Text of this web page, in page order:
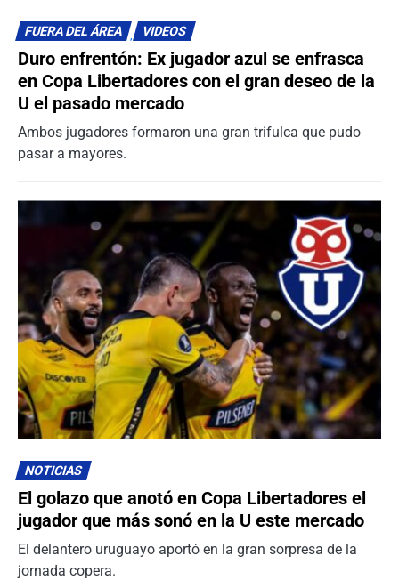
FUERA DEL ÁREA VIDEOS
Duro enfrentón: Ex jugador azul se enfrasca
en Copa Libertadores con el gran deseo de la
U el pasado mercado
Ambos jugadores formaron una gran trifulca que pudo
pasar a mayores.
NOTICIAS
El golazo que anotó en Copa Libertadores el
jugador que más sonó en la U este mercado
El delantero uruguayo aportó en la gran sorpresa de la
jornada copera.